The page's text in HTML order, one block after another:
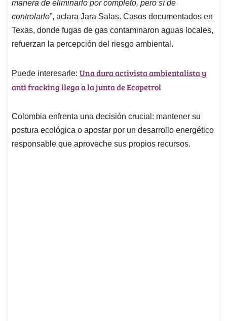
manera de eliminarlo por completo, pero sí de
controlarlo”, aclara Jara Salas. Casos documentados en
Texas, donde fugas de gas contaminaron aguas locales,
refuerzan la percepción del riesgo ambiental.
Puede interesarle: Una dura activista ambientalista y
anti fracking llega a la junta de Ecopetrol
Colombia enfrenta una decisión crucial: mantener su
postura ecológica o apostar por un desarrollo energético
responsable que aproveche sus propios recursos.